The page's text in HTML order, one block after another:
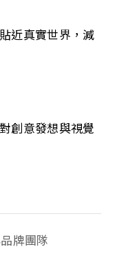
近真實世界，減
創意發想與視覺
牌團隊